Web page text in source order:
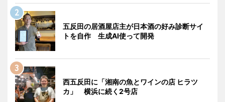
五反田の居酒屋店主が日本酒の好み診断サイ
トを自作 生成AI使って開発
西五反田に「湘南の魚とワインの店 ヒラツ
カ」 横浜に続く2号店